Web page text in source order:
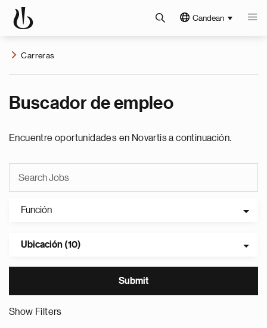
Candean
Carreras
Buscador de empleo
Encuentre oportunidades en Novartis a continuación.
Función
Ubicación (10)
Show Filters